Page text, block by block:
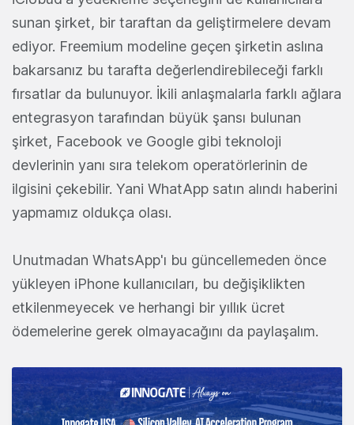
sunan şirket, bir taraftan da geliştirmelere devam
ediyor. Freemium modeline geçen şirketin aslına
bakarsanız bu tarafta değerlendirebileceği farklı
fırsatlar da bulunuyor. İkili anlaşmalarla farklı ağlara
entegrasyon tarafından büyük şansı bulunan
şirket, Facebook ve Google gibi teknoloji
devlerinin yanı sıra telekom operatörlerinin de
ilgisini çekebilir. Yani WhatApp satın alındı haberini
yapmamız oldukça olası.
Unutmadan WhatsApp'ı bu güncellemeden önce
yükleyen iPhone kullanıcıları, bu değişiklikten
etkilenmeyecek ve herhangi bir yıllık ücret
ödemelerine gerek olmayacağını da paylaşalım.